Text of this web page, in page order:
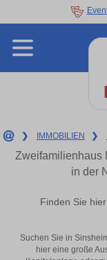
❯ IMMOBILIEN ❯
Zweifamilienhaus
in der
Finden Sie
Suchen Sie in
hier eine große